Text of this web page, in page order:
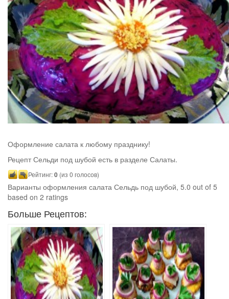
Оформление салата к любому празднику!
Рецепт Сельди под шубой есть в разделе Салаты.
Рейтинг:0 (из 0 голосов)
Варианты оформления салата Сельдь под шубой, 5.0 out of 5
based on 2 ratings
Больше Рецептов: